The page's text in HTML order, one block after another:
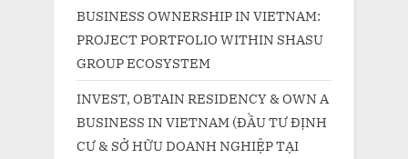
BUSINESS OWNERSHIP IN VIETNAM:
PROJECT PORTFOLIO WITHIN SHASU
GROUP ECOSYSTEM
INVEST, OBTAIN RESIDENCY & OWN A
BUSINESS IN VIETNAM (ĐẦU TƯ ĐỊNH
CƯ & SỞ HỮU DOANH NGHIỆP TẠI